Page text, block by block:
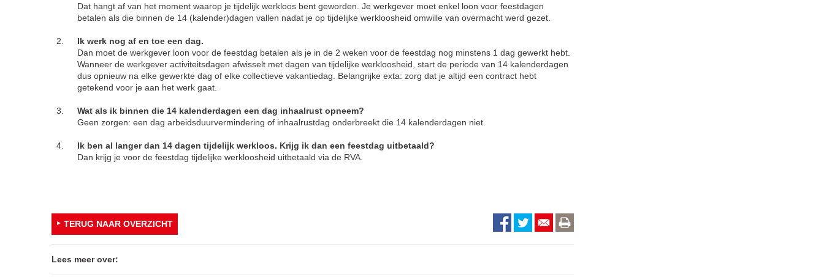
Dat hangt af van het moment waarop je tijdelijk werkloos bent geworden. Je werkgever moet enkel loon voor feestdagen
betalen als die binnen de 14 (kalender)dagen vallen nadat je op tijdelijke werkloosheid omwille van overmacht werd gezet.
Ik werk nog af en toe een dag.
Dan moet de werkgever loon voor de feestdag betalen als je in de 2 weken voor de feestdag nog minstens 1 dag gewerkt hebt.
Wanneer de werkgever activiteitsdagen afwisselt met dagen van tijdelijke werkloosheid, start de periode van 14 kalenderdagen
dus opnieuw na elke gewerkte dag of elke collectieve vakantiedag. Belangrijke exta: zorg dat je altijd een contract hebt
getekend voor je aan het werk gaat.
Wat als ik binnen die 14 kalenderdagen een dag inhaalrust opneem?
Geen zorgen: een dag arbeidsduurvermindering of inhaalrustdag onderbreekt die 14 kalenderdagen niet.
Ik ben al langer dan 14 dagen tijdelijk werkloos. Krijg ik dan een feestdag uitbetaald?
Dan krijg je voor de feestdag tijdelijke werkloosheid uitbetaald via de RVA.
TERUG NAAR OVERZICHT
Lees meer over: